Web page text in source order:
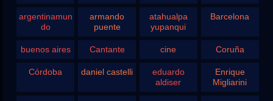
argentinamun
do
armando
puente
atahualpa
yupanqui
Barcelona
buenos aires Cantante cine Coruña
Córdoba daniel castelli
eduardo
aldiser
Enrique
Migliarini